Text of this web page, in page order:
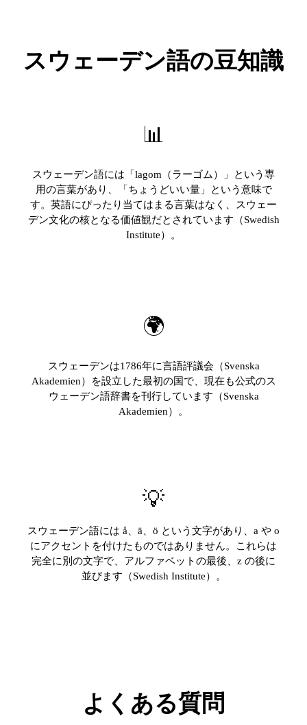
スウェーデン語の豆知識
📊
スウェーデン語には「lagom（ラーゴム）」という専
用の言葉があり、「ちょうどいい量」という意味で
す。英語にぴったり当てはまる言葉はなく、スウェー
デン文化の核となる価値観だとされています（Swedish
Institute）。
🌍
スウェーデンは1786年に言語評議会（Svenska
Akademien）を設立した最初の国で、現在も公式のス
ウェーデン語辞書を刊行しています（Svenska
Akademien）。
💡
スウェーデン語には å、ä、ö という文字があり、a や o
にアクセントを付けたものではありません。これらは
完全に別の文字で、アルファベットの最後、z の後に
並びます（Swedish Institute）。
よくある質問